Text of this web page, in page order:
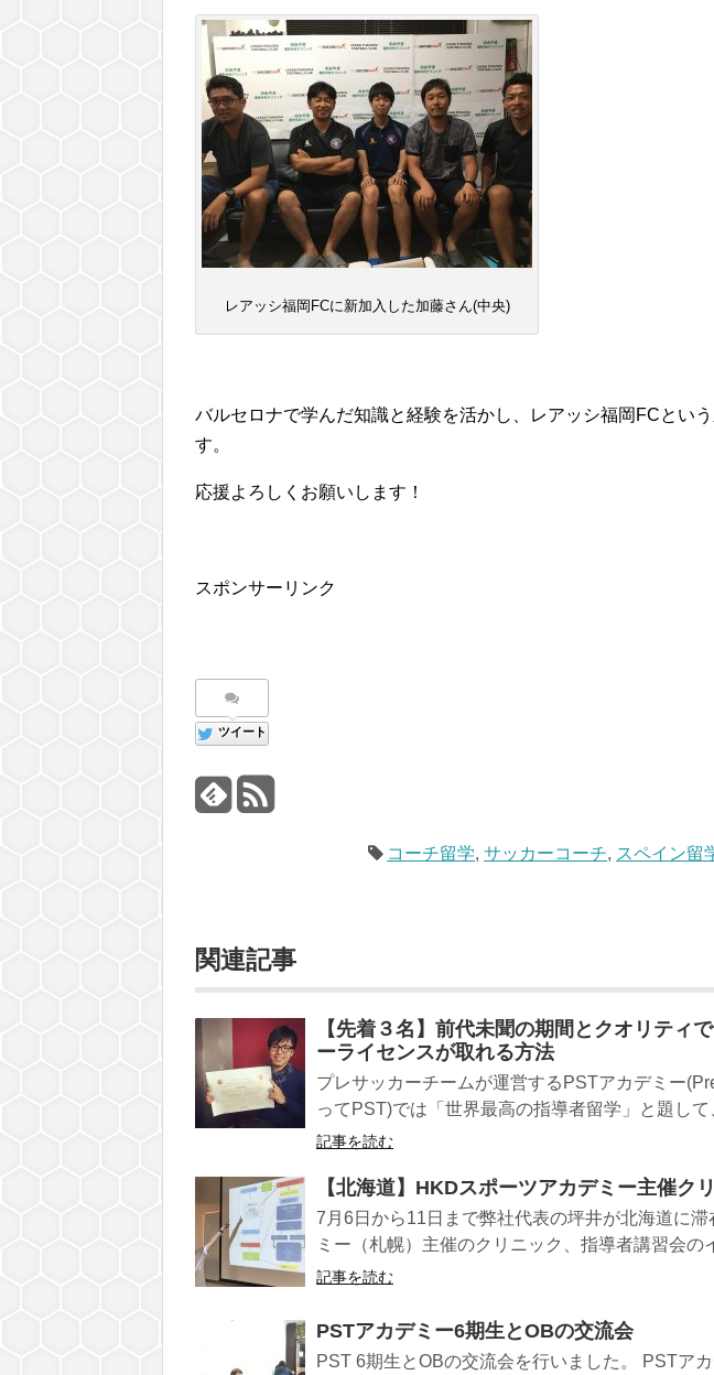
レアッシ福岡FCに新加入した加藤さん(中央)
バルセロナで学んだ知識と経験を活かし、レアッシ福岡FCとい
す。
応援よろしくお願いします！
スポンサーリンク
ツイート
コーチ留学,サッカーコーチ, スペイン留
関連記事
【先着３名】前代未聞の期間とクオリティ
ーライセンスが取れる方法
プレサッカーチームが運営するPSTアカデミー
ってPST)では「世界最高の指導者留学」と題して
記事を読む
【北海道】HKDスポーツアカデミー主催ク
7月6日から11日まで弊社代表の坪井が北海道に
ミー（札幌）主催のクリニック、指導者講習会の
記事を読む
PSTアカデミー6期生とOBの交流会
PST 6期生とOBの交流会を行いました。 PSTア